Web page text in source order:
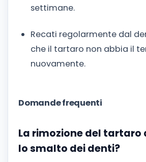
settimane.
Recati regolarmente dal
che il tartaro non abbia il
nuovamente.
Domande frequenti
La rimozione del tartaro
lo smalto dei denti?